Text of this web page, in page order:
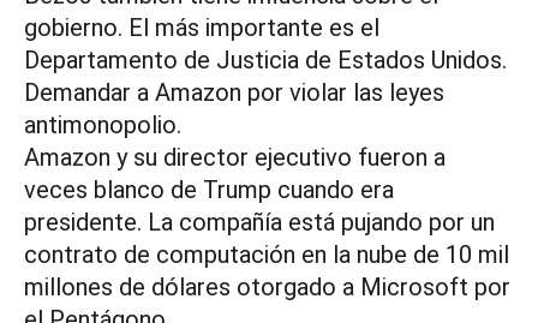
gobierno. El más importante es el
Departamento de Justicia de Estados Unidos.
Demandar a Amazon por violar las leyes
antimonopolio.
Amazon y su director ejecutivo fueron a
veces blanco de Trump cuando era
presidente. La compañía está pujando por un
contrato de computación en la nube de 10 mil
millones de dólares otorgado a Microsoft por